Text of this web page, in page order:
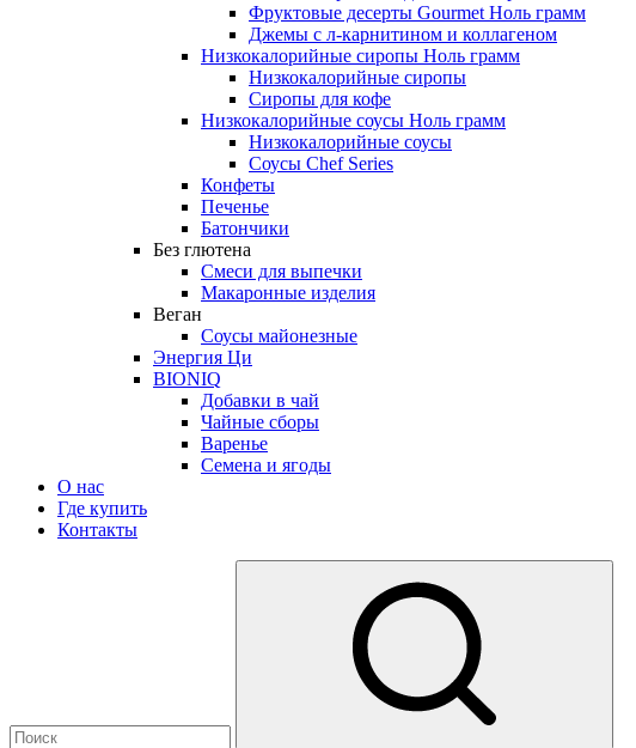
Фруктовые десерты Gourmet Ноль грамм
Джемы с л-карнитином и коллагеном
Низкокалорийные сиропы Ноль грамм
Низкокалорийные сиропы
Сиропы для кофе
Низкокалорийные соусы Ноль грамм
Низкокалорийные соусы
Соусы Chef Series
Конфеты
Печенье
Батончики
Без глютена
Смеси для выпечки
Макаронные изделия
Веган
Соусы майонезные
Энергия Ци
BIONIQ
Добавки в чай
Чайные сборы
Варенье
Семена и ягоды
О нас
Где купить
Контакты